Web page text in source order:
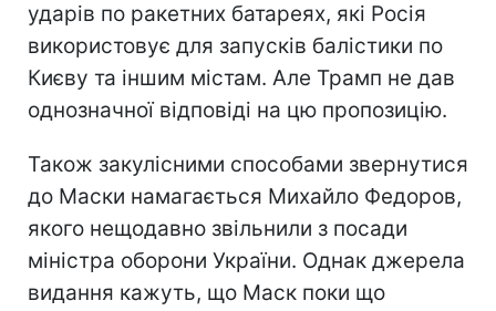
ударів по ракетних батареях, які Росія
використовує для запусків балістики по
Києву та іншим містам. Але Трамп не дав
однозначної відповіді на цю пропозицію.
Також закулісними способами звернутися
до Маски намагається Михайло Федоров,
якого нещодавно звільнили з посади
міністра оборони України. Однак джерела
видання кажуть, що Маск поки що